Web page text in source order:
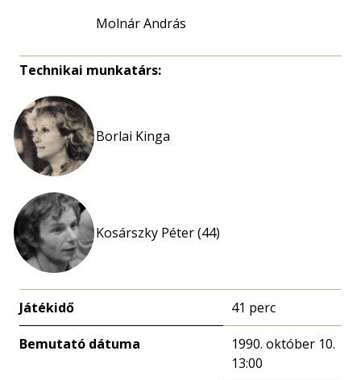
Molnár András
Technikai munkatárs:
Borlai Kinga
Kosárszky Péter (44)
Játékidő 41 perc
Bemutató dátuma
1990. október 10.
13:00